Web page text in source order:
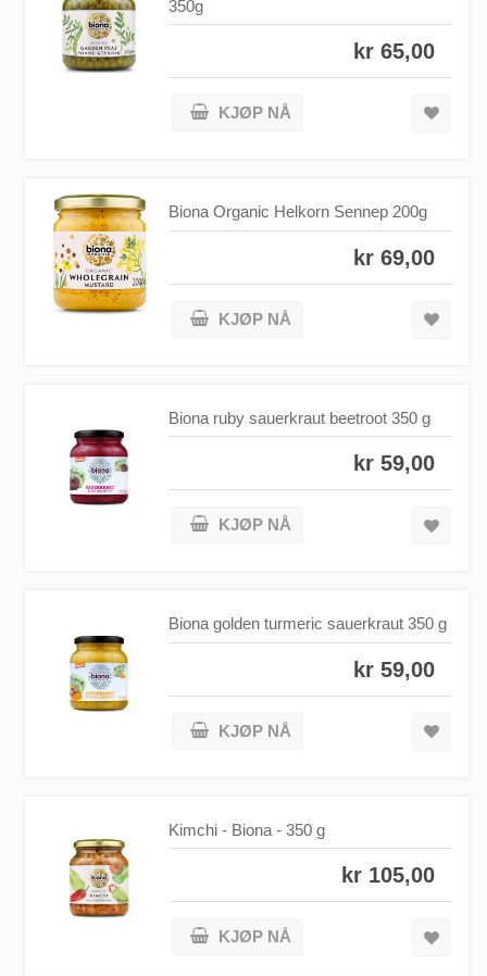
350g
kr 65,00
KJØP NÅ
Biona Organic Helkorn Sennep 200g
kr 69,00
KJØP NÅ
Biona ruby sauerkraut beetroot 350 g
kr 59,00
KJØP NÅ
Biona golden turmeric sauerkraut 350 g
kr 59,00
KJØP NÅ
Kimchi - Biona - 350 g
kr 105,00
KJØP NÅ